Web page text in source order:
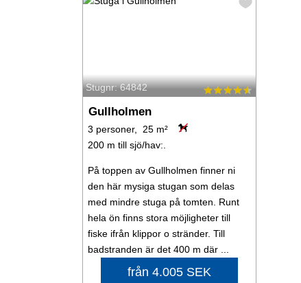
Stugnr: 64842
Gullholmen
3 personer, 25 m²
200 m till sjö/hav:.
På toppen av Gullholmen finner ni
den här mysiga stugan som delas
med mindre stuga på tomten. Runt
hela ön finns stora möjligheter till
fiske ifrån klippor o stränder. Till
badstranden är det 400 m där ...
från 4.005 SEK